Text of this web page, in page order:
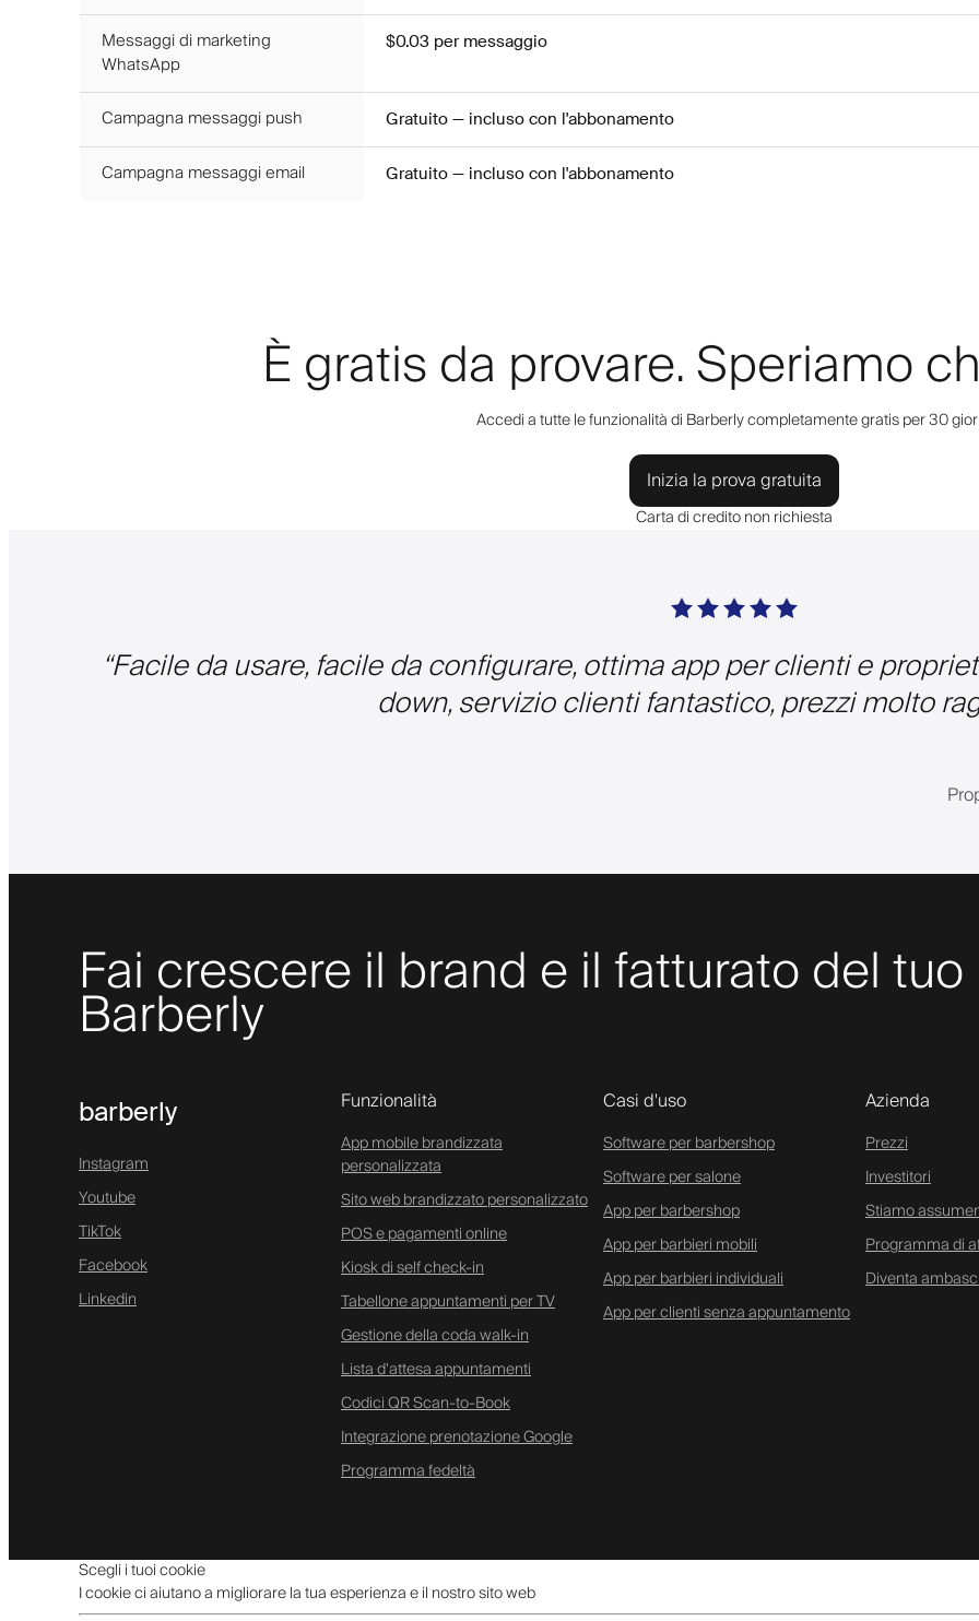
Messaggi di marketing
WhatsApp
$0.03 per messaggio
Campagna messaggi push Gratuito — incluso con l'abbonamento
Campagna messaggi email Gratuito — incluso con l'abbonamento
È gratis da provare. Speriamo
Accedi a tutte le funzionalità di Barberly completamente gratis per 30
Inizia la prova gratuita
Carta di credito non richiesta
“Facile da usare, facile da configurare, ottima app per clienti e
down, servizio clienti fantastico, prezzi molto
Fai crescere il brand e il fatturato del
Barberly
barberly
Instagram
Youtube
TikTok
Facebook
Linkedin
Funzionalità
App mobile brandizzata
personalizzata
Sito web brandizzato personalizzato
POS e pagamenti online
Kiosk di self check-in
Tabellone appuntamenti per TV
Gestione della coda walk-in
Lista d'attesa appuntamenti
Codici QR Scan-to-Book
Integrazione prenotazione Google
Programma fedeltà
Casi d'uso
Software per barbershop
Software per salone
App per barbershop
App per barbieri mobili
App per barbieri individuali
App per clienti senza appuntamento
Azienda
Prezzi
Investitori
Stiamo
Programma di
Diventa
Scegli i tuoi cookie
I cookie ci aiutano a migliorare la tua esperienza e il nostro sito web